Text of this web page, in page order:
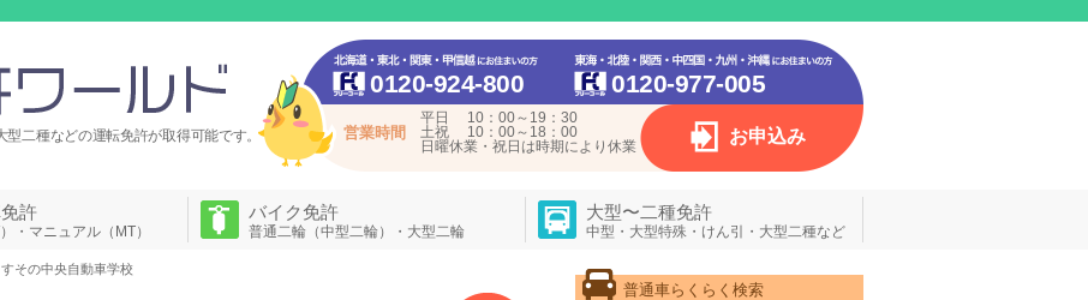
型二種などの運転免許が取得可能です。
0120-924-800 0120-977-005
営業時間
平日 10：00～19：30
土祝 10：00～18：00
日曜休業・祝日は時期により休業
お申込み
許
・マニュアル（MT）
バイク免許
普通二輪（中型二輪）・大型二輪
大型〜二種免許
中型・大型特殊・けん引・大型二種など
すその中央自動車学校
普通車らくらく検索